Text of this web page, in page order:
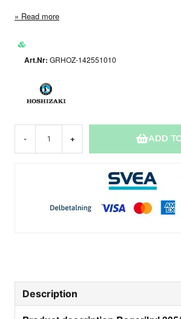
Read more
GRHOZ-142551010
- + ADD
Description